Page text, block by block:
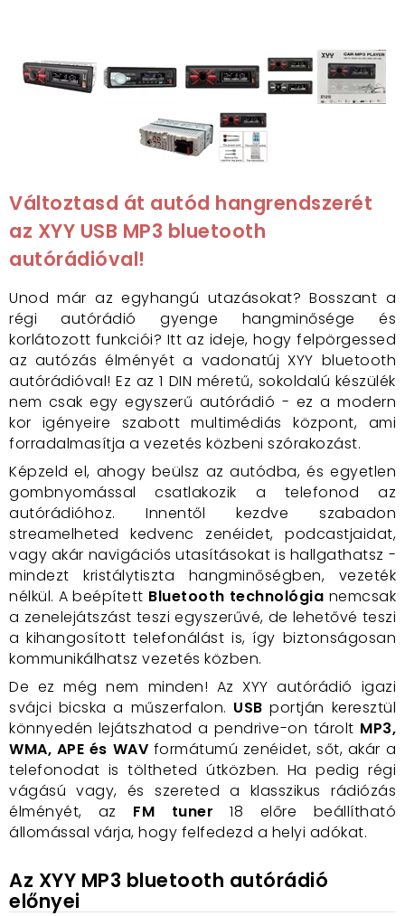
Változtasd át autód hangrendszerét
az XYY USB MP3 bluetooth
autórádióval!
Unod már az egyhangú utazásokat? Bosszant a
régi autórádió gyenge hangminősége és
korlátozott funkciói? Itt az ideje, hogy felpörgessed
az autózás élményét a vadonatúj XYY bluetooth
autórádióval! Ez az 1 DIN méretű, sokoldalú készülék
nem csak egy egyszerű autórádió - ez a modern
kor igényeire szabott multimédiás központ, ami
forradalmasítja a vezetés közbeni szórakozást.
Képzeld el, ahogy beülsz az autódba, és egyetlen
gombnyomással csatlakozik a telefonod az
autórádióhoz. Innentől kezdve szabadon
streamelheted kedvenc zenéidet, podcastjaidat,
vagy akár navigációs utasításokat is hallgathatsz -
mindezt kristálytiszta hangminőségben, vezeték
nélkül. A beépített Bluetooth technológia nemcsak
a zenelejátszást teszi egyszerűvé, de lehetővé teszi
a kihangosított telefonálást is, így biztonságosan
kommunikálhatsz vezetés közben.
De ez még nem minden! Az XYY autórádió igazi
svájci bicska a műszerfalon. USB portján keresztül
könnyedén lejátszhatod a pendrive-on tárolt MP3,
WMA, APE és WAV formátumú zenéidet, sőt, akár a
telefonodat is töltheted útközben. Ha pedig régi
vágású vagy, és szereted a klasszikus rádiózás
élményét, az FM tuner 18 előre beállítható
állomással várja, hogy felfedezd a helyi adókat.
Az XYY MP3 bluetooth autórádió
előnyei